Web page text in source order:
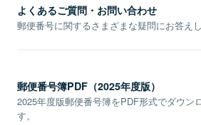
よくあるご質問・お問い合わせ
郵便番号に関するさまざまな疑問にお答えし
郵便番号簿PDF（2025年度版）
2025年度版郵便番号簿をPDF形式でダウン
す。